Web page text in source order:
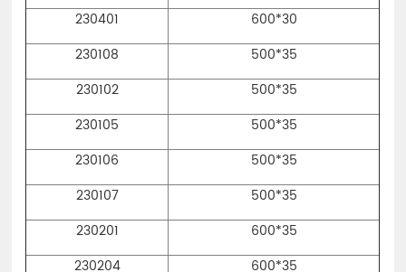
230401
600*30
230108
500*35
230102
500*35
230105
500*35
230106
500*35
230107
500*35
230201
600*35
230204
600*35